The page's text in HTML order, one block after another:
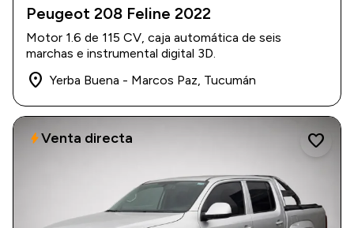
2022 50.000 km
$ 24.000.000
Peugeot 208 Feline 2022
Motor 1.6 de 115 CV, caja automática de seis
marchas e instrumental digital 3D.
place Yerba Buena - Marcos Paz, Tucumán
favorite
boltVenta directa